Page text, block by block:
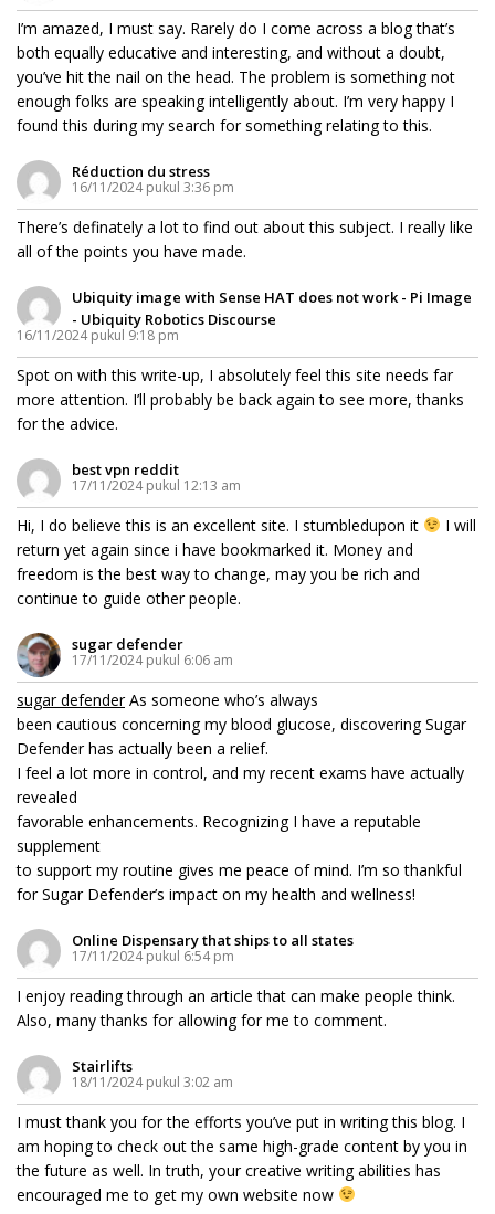
I’m amazed, I must say. Rarely do I come across a blog that’s
both equally educative and interesting, and without a doubt,
you’ve hit the nail on the head. The problem is something not
enough folks are speaking intelligently about. I’m very happy I
found this during my search for something relating to this.
Réduction du stress
16/11/2024 pukul 3:36 pm
There’s definately a lot to find out about this subject. I really like
all of the points you have made.
Ubiquity image with Sense HAT does not work - Pi Image
- Ubiquity Robotics Discourse
16/11/2024 pukul 9:18 pm
Spot on with this write-up, I absolutely feel this site needs far
more attention. I’ll probably be back again to see more, thanks
for the advice.
best vpn reddit
17/11/2024 pukul 12:13 am
Hi, I do believe this is an excellent site. I stumbledupon it
I will
return yet again since i have bookmarked it. Money and
freedom is the best way to change, may you be rich and
continue to guide other people.
sugar defender
17/11/2024 pukul 6:06 am
sugar defenderAs someone who’s always
been cautious concerning my blood glucose, discovering Sugar
Defender has actually been a relief.
I feel a lot more in control, and my recent exams have actually
revealed
favorable enhancements. Recognizing I have a reputable
supplement
to support my routine gives me peace of mind. I’m so thankful
for Sugar Defender’s impact on my health and wellness!
Online Dispensary that ships to all states
17/11/2024 pukul 6:54 pm
I enjoy reading through an article that can make people think.
Also, many thanks for allowing for me to comment.
Stairlifts
18/11/2024 pukul 3:02 am
I must thank you for the efforts you’ve put in writing this blog. I
am hoping to check out the same high-grade content by you in
the future as well. In truth, your creative writing abilities has
encouraged me to get my own website now